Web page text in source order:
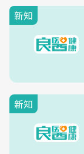
新知
新知